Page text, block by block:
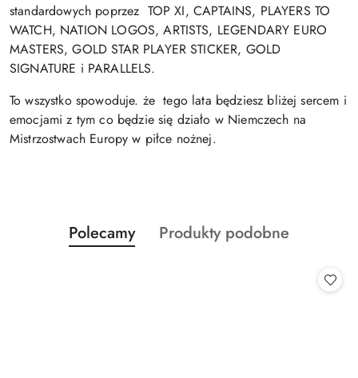
standardowych poprzez TOP XI, CAPTAINS, PLAYERS TO
WATCH, NATION LOGOS, ARTISTS, LEGENDARY EURO
MASTERS, GOLD STAR PLAYER STICKER, GOLD
SIGNATURE i PARALLELS.
To wszystko spowoduje. że tego lata będziesz bliżej sercem i
emocjami z tym co będzie się działo w Niemczech na
Mistrzostwach Europy w piłce nożnej.
Pomiń karuzelę produktów
Produkty
o
Polecamy
Produkty
Produkty podobne